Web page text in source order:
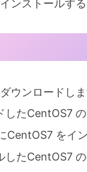
ンストールする
ウンロードしま
したCentOS7
CentOS7 をイ
したCentOS7